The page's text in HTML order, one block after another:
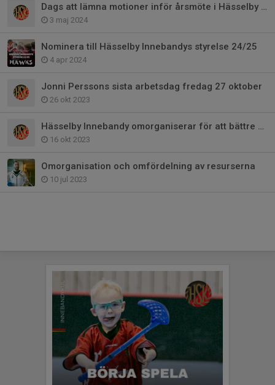
Dags att lämna motioner inför årsmöte i Hässelby SK Innebandy
3 maj 2024
Nominera till Hässelby Innebandys styrelse 24/25
4 apr 2024
Jonni Perssons sista arbetsdag fredag 27 oktober
26 okt 2023
Hässelby Innebandy omorganiserar för att bättre möta föreningens behov
16 okt 2023
Omorganisation och omfördelning av resurserna
10 jul 2023